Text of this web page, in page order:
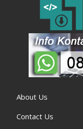
About Us
Contact Us